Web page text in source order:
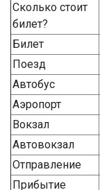
Сколько стоит
билет?
Билет
Поезд
Автобус
Аэропорт
Вокзал
Автовокзал
Отправление
Прибытие